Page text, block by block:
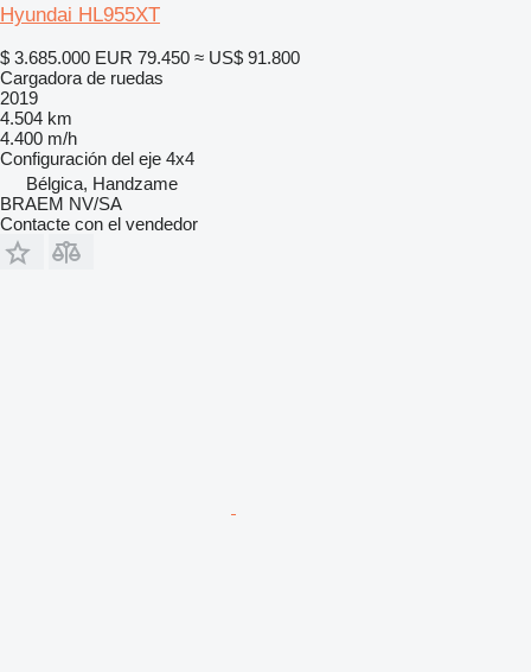
Hyundai HL955XT
$ 3.685.000 EUR 79.450 ≈ US$ 91.800
Cargadora de ruedas
2019
4.504 km
4.400 m/h
Configuración del eje 4x4
Bélgica, Handzame
BRAEM NV/SA
Contacte con el vendedor